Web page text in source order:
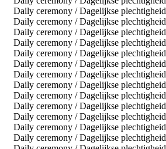
Daily ceremony / Dagelijkse plechtigheid
Daily ceremony / Dagelijkse plechtigheid
Daily ceremony / Dagelijkse plechtigheid
Daily ceremony / Dagelijkse plechtigheid
Daily ceremony / Dagelijkse plechtigheid
Daily ceremony / Dagelijkse plechtigheid
Daily ceremony / Dagelijkse plechtigheid
Daily ceremony / Dagelijkse plechtigheid
Daily ceremony / Dagelijkse plechtigheid
Daily ceremony / Dagelijkse plechtigheid
Daily ceremony / Dagelijkse plechtigheid
Daily ceremony / Dagelijkse plechtigheid
Daily ceremony / Dagelijkse plechtigheid